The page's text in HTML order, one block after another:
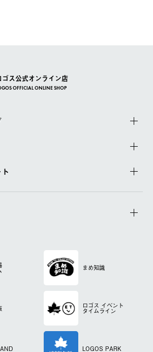
ます。
品いただき、ご希望商品を再注文してくだ
ゴス公式オンライン店
OFFICIAL ONLINE SHOP
まめ知識
ロゴス イベント
タイムライン
LOGOS PARK